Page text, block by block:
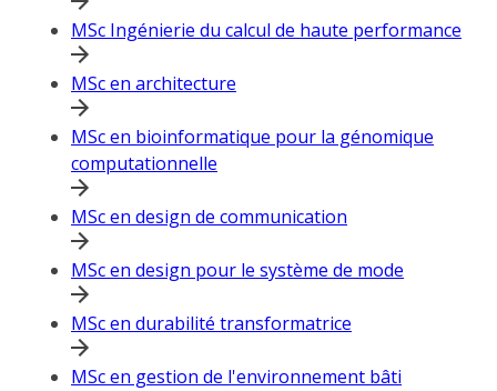
MSc Ingénierie du calcul de haute performance
MSc en architecture
MSc en bioinformatique pour la génomique
computationnelle
MSc en design de communication
MSc en design pour le système de mode
MSc en durabilité transformatrice
MSc en gestion de l'environnement bâti